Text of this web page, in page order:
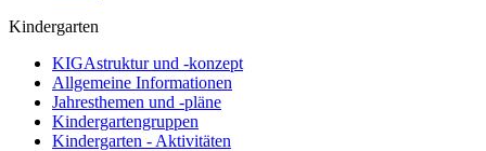
Kindergarten
KIGAstruktur und -konzept
Allgemeine Informationen
Jahresthemen und -pläne
Kindergartengruppen
Kindergarten - Aktivitäten